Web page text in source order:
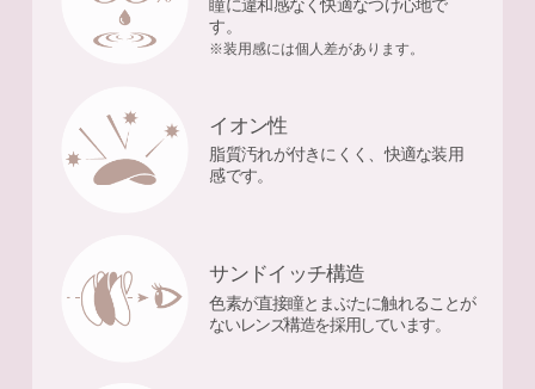
瞳に違和感なく快適なつけ心地で
す。
※装用感には個人差があります。
イオン性
脂質汚れが付きにくく、快適な装用
感です。
サンドイッチ構造
色素が直接瞳とまぶたに触れることが
ないレンズ構造を採用しています。